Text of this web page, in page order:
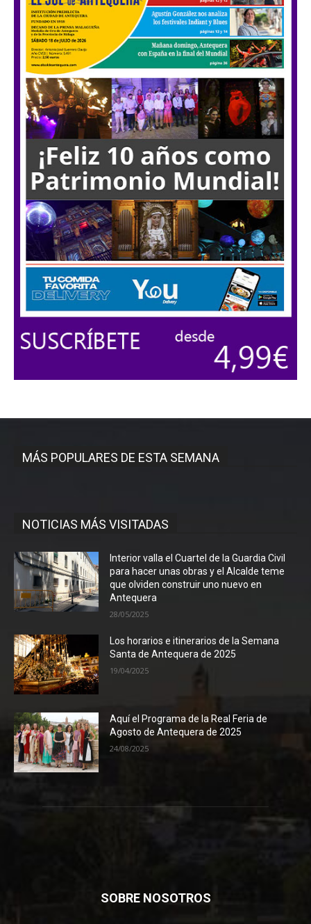
MÁS POPULARES DE ESTA SEMANA
NOTICIAS MÁS VISITADAS
Interior valla el Cuartel de la Guardia Civil
para hacer unas obras y el Alcalde teme
que olviden construir uno nuevo en
Antequera
28/05/2025
Los horarios e itinerarios de la Semana
Santa de Antequera de 2025
19/04/2025
Aquí el Programa de la Real Feria de
Agosto de Antequera de 2025
24/08/2025
SOBRE NOSOTROS